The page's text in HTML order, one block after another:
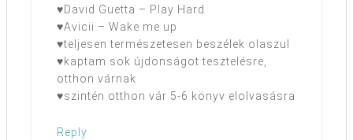
♥David Guetta – Play Hard
♥Avicii – Wake me up
♥teljesen természetesen beszélek olaszul
♥kaptam sok újdonságot tesztelésre,
otthon várnak
♥szintén otthon vár 5-6 könyv elolvasásra
Reply